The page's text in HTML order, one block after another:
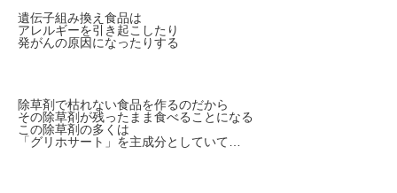
遺伝子組み換え食品は
アレルギーを引き起こしたり
発がんの原因になったりする
除草剤で枯れない食品を作るのだから
その除草剤が残ったまま食べることになる
この除草剤の多くは
「グリホサート」を主成分としていて…